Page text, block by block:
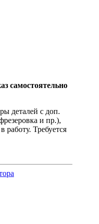
самостоятельно
деталей с доп.
и пр.),
работу. Требуется